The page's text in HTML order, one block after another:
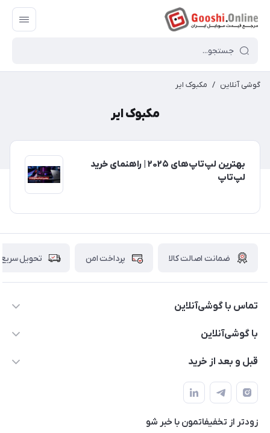
گوشی آنلاین / مکبوک ایر
مکبوک ایر
بهترین لپ‌تاپ‌های ۲۰۲۵ | راهنمای خرید
لپ‌تاپ
ضمانت اصالت کالا پرداخت امن تحویل سریع
تماس با گوشی‌آنلاین
۰۲۱91001221
با گوشی‌آنلاین
درباره ما
حساب کاربری
حریم خصوصی
قبل و بعد از خرید
نحوه خرید از گوشی آنلاین
شرایط ضمانت هفت روزه
روش ارسال کالا در گوشی آنلاین
زودتر از تخفیفاتمون با خبر شو